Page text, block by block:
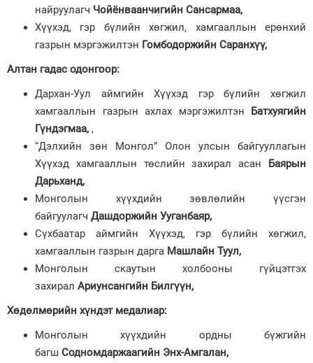
найруулагч Чойёнваанчигийн Сансармаа,
Хүүхэд, гэр бүлийн хөгжил, хамгааллын ерөнхий
газрын мэргэжилтэн Гомбодоржийн Саранхүү,
Алтан гадас одонгоор:
Дархан-Уул аймгийн Хүүхэд гэр бүлийн хөгжил
хамгааллын газрын ахлах мэргэжилтэн Батхуягийн
Гүндэгмаа, ,
“Дэлхийн зөн Монгол” Олон улсын байгууллагын
Хүүхэд хамгааллын төслийн захирал асан Баярын
Дарьханд,
Монголын хүүхдийн зөвлөлийн үүсгэн
байгуулагч Дашдоржийн Ууганбаяр,
Сүхбаатар аймгийн Хүүхэд, гэр бүлийн хөгжил,
хамгааллын газрын дарга Машлайн Туул,
Монголын скаутын холбооны гүйцэтгэх
захирал Ариунсангийн Билгүүн,
Хөдөлмөрийн хүндэт медалиар:
Монголын хүүхдийн ордны бүжгийн
багш Содномдаржаагийн Энх-Амгалан,